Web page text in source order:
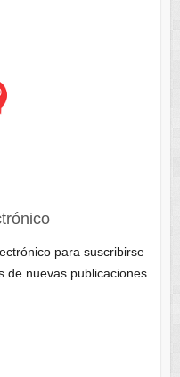
para suscribirse
de nuevas publicaciones